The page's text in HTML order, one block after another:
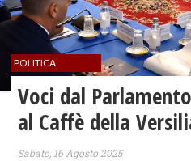
POLITICA
Voci dal
al Caffè della
Sabato, 16 Agosto 2025